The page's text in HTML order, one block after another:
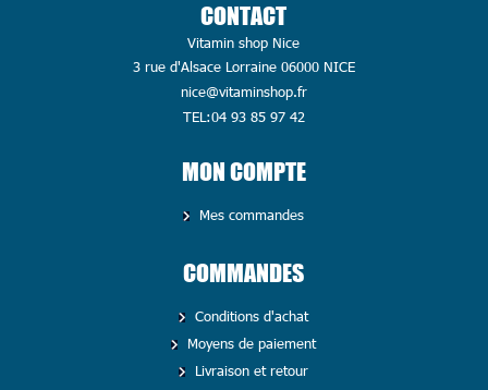
CONTACT
Vitamin shop Nice
3 rue d'Alsace Lorraine 06000 NICE
nice@vitaminshop.fr
TEL:04 93 85 97 42
MON COMPTE
Mes commandes
COMMANDES
Conditions d'achat
Moyens de paiement
Livraison et retour